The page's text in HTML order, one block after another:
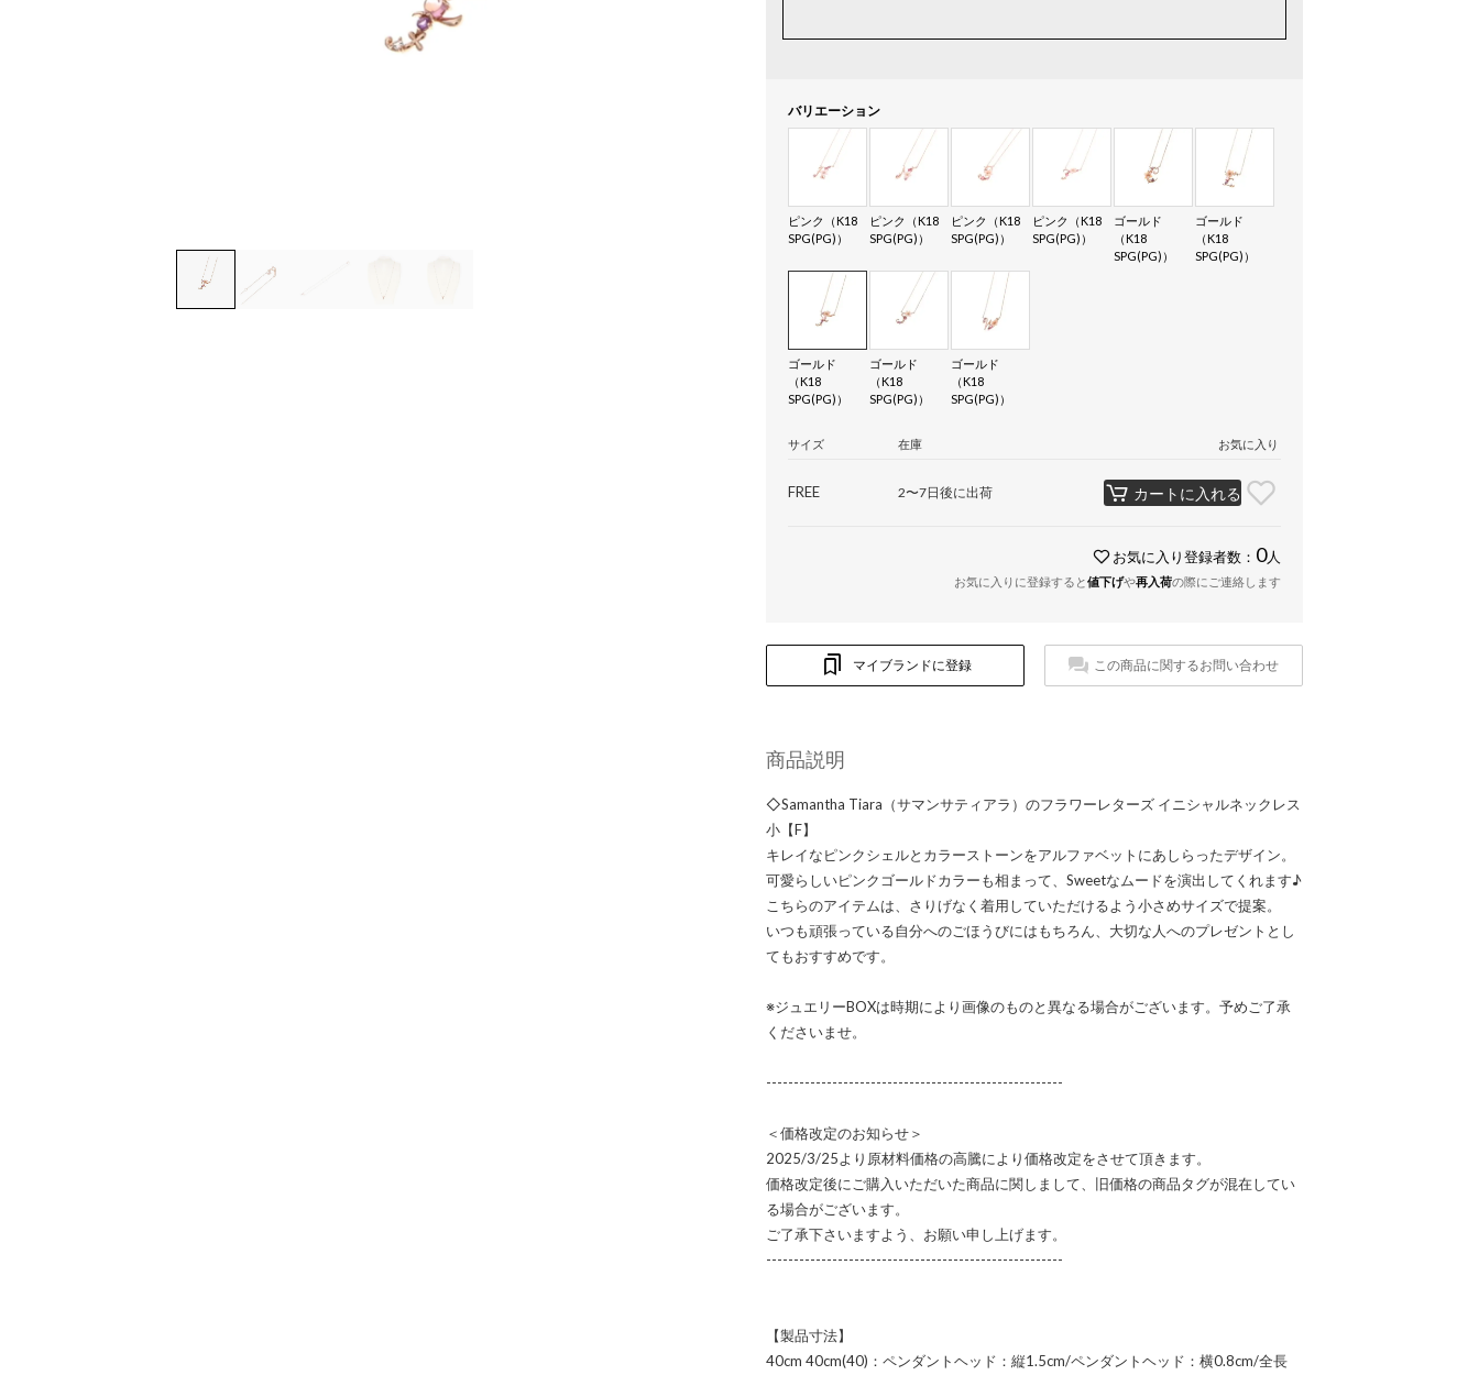
バリエーション
ピンク（K18
SPG(PG)）
ピンク（K18
SPG(PG)）
ピンク（K18
SPG(PG)）
ピンク（K18
SPG(PG)）
ゴールド
（K18
SPG(PG)）
ゴールド
（K18
SPG(PG)）
ゴールド
（K18
SPG(PG)）
ゴールド
（K18
SPG(PG)）
ゴールド
（K18
SPG(PG)）
サイズ 在庫 お気に入り
FREE 2〜7日後に出荷 カートに入れる
お気に入り登録者数： 0人
お気に入りに登録すると値下げや再入荷の際にご連絡します
マイブランドに登録 この商品に関するお問い合わせ
商品説明
◇Samantha Tiara（サマンサティアラ）のフラワーレターズ イニシャルネックレス
小【F】
キレイなピンクシェルとカラーストーンをアルファベットにあしらったデザイン。
可愛らしいピンクゴールドカラーも相まって、Sweetなムードを演出してくれます♪
こちらのアイテムは、さりげなく着用していただけるよう小さめサイズで提案。
いつも頑張っている自分へのごほうびにはもちろん、大切な人へのプレゼントとし
てもおすすめです。
※ジュエリーBOXは時期により画像のものと異なる場合がございます。予めご了承
くださいませ。
------------------------------------------------------
＜価格改定のお知らせ＞
2025/3/25より原材料価格の高騰により価格改定をさせて頂きます。
価格改定後にご購入いただいた商品に関しまして、旧価格の商品タグが混在してい
る場合がございます。
ご了承下さいますよう、お願い申し上げます。
------------------------------------------------------
【製品寸法】
40cm 40cm(40)：ペンダントヘッド：縦1.5cm/ペンダントヘッド：横0.8cm/全長